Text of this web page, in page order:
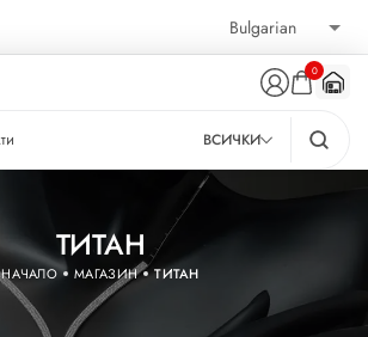
0
ВСИЧКИ
ТИТАН
НАЧАЛО МАГАЗИН ТИТАН